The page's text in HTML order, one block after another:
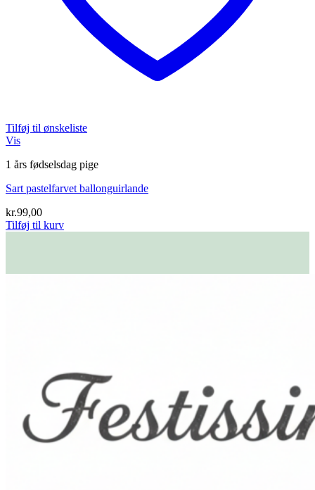
Tilføj til ønskeliste
Vis
1 års fødselsdag pige
Sart pastelfarvet ballonguirlande
kr.99,00
Tilføj til kurv